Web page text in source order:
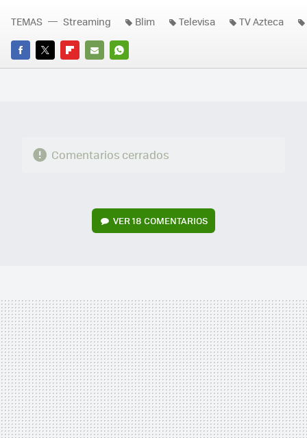
FACEBOOK
TWITTERFLIPBOARD
E-
WHATSAPP
TEMAS Streaming Blim Televisa TV Azteca
Comentarios cerrados
VER18 COMENTARIOS